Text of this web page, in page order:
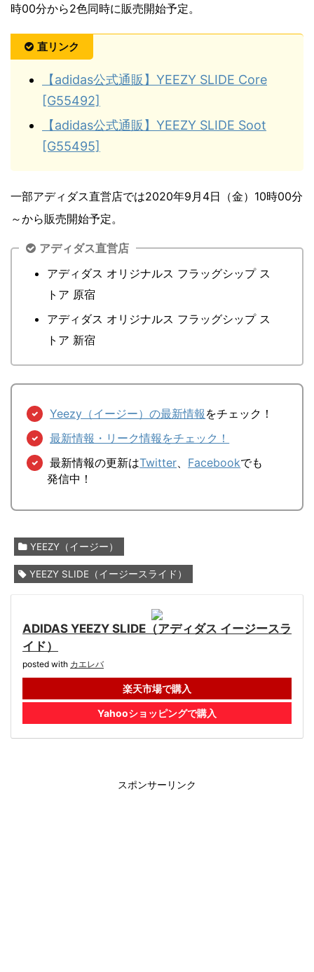
時00分から2色同時に販売開始予定。
直リンク
【adidas公式通販】YEEZY SLIDE Core
[G55492]
【adidas公式通販】YEEZY SLIDE Soot
[G55495]
一部アディダス直営店では2020年9月4日（金）10時00分
～から販売開始予定。
アディダス直営店
アディダス オリジナルス フラッグシップ ス
トア 原宿
アディダス オリジナルス フラッグシップ ス
トア 新宿
Yeezy（イージー）の最新情報 をチェック！
最新情報・リーク情報をチェック！
最新情報の更新はTwitter Facebookでも
発信中！
YEEZY（イージー）
YEEZY SLIDE（イージースライド）
ADIDAS YEEZY SLIDE（アディダス イージースラ
イド）
posted with カエレバ
楽天市場で購入
Yahooショッピングで購入
スポンサーリンク